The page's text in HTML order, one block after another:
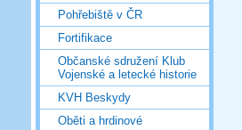
Pohřebiště v ČR
Fortifikace
Občanské sdružení Klub
Vojenské a letecké historie
KVH Beskydy
Oběti a hrdinové